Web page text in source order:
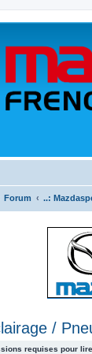
Forum ..:
/
requises pour